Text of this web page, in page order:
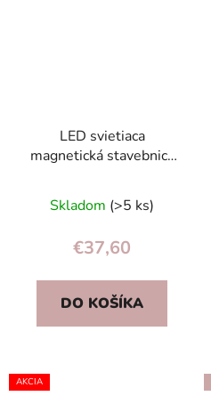
LED svietiaca
magnetická stavebnica
magnetické bloky pre
deti 3+hodnotenie
produktu
je
5,0
z
Skladom (>5 ks)
€37,60
DO KOŠÍKA
AKCIA